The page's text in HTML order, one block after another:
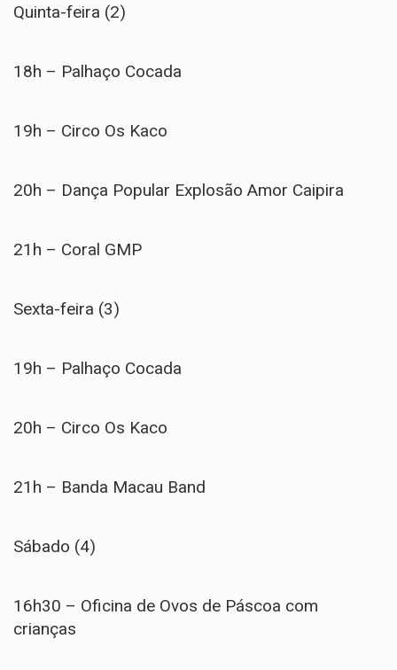
Quinta-feira (2)
18h – Palhaço Cocada
19h – Circo Os Kaco
20h – Dança Popular Explosão Amor Caipira
21h – Coral GMP
Sexta-feira (3)
19h – Palhaço Cocada
20h – Circo Os Kaco
21h – Banda Macau Band
Sábado (4)
16h30 – Oficina de Ovos de Páscoa com
crianças